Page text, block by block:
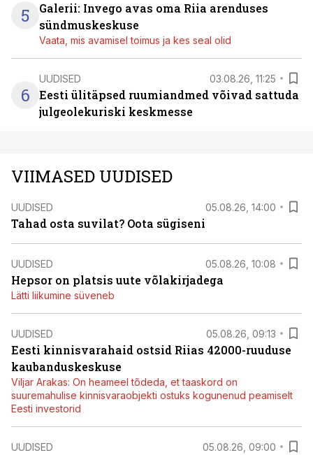
5
Galerii: Invego avas oma Riia arenduses
sündmuskeskuse
Vaata, mis avamisel toimus ja kes seal olid
6
UUDISED 03.08.26, 11:25
Eesti ülitäpsed ruumiandmed võivad sattuda
julgeolekuriski keskmesse
VIIMASED UUDISED
UUDISED 05.08.26, 14:00
Tahad osta suvilat? Oota sügiseni
UUDISED 05.08.26, 10:08
Hepsor on platsis uute võlakirjadega
Lätti liikumine süveneb
UUDISED 05.08.26, 09:13
Eesti kinnisvarahaid ostsid Riias 42000-ruuduse
kaubanduskeskuse
Viljar Arakas: On heameel tõdeda, et taaskord on
suuremahulise kinnisvaraobjekti ostuks kogunenud peamiselt
Eesti investorid
UUDISED 05.08.26, 09:00